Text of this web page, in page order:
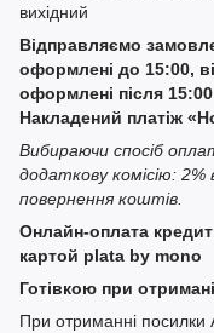
вихідний
Відправляємо
оформлені до 15:00,
оформлені після
Накладений платіж
Вибираючи спосіб
додаткову комісію: 2%
повернення коштів.
Онлайн-оплата
картой plata by mono
Готівкою при
При отриманні посилки